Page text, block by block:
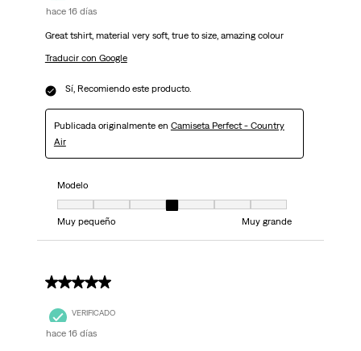
hace 16 días
Great tshirt, material very soft, true to size, amazing colour
Traducir con Google
Sí, Recomiendo este producto.
Publicada originalmente en Camiseta Perfect - Country
Air
Modelo
Modelo, 4 de 7, donde 1 es igual a Muy pequeño y 7 es igual a Muy
Muy pequeño
Muy grande
5 de 5 estrellas.
VERIFICADO
hace 16 días